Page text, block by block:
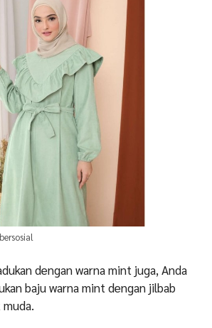
dengan warna mint juga, Anda
baju warna mint dengan jilbab